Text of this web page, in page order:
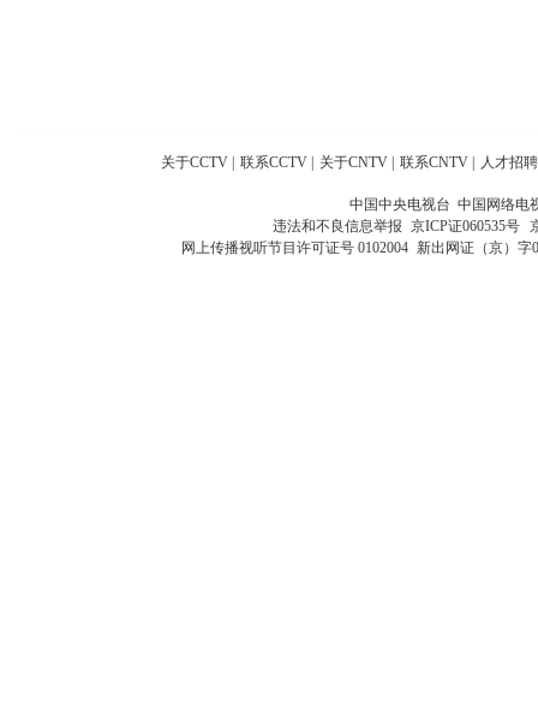
关于CCTV | 联系CCTV | 关于CNTV | 联系CNTV | 人才招聘
中国中央电视台 中国网络电
违法和不良信息举报 京ICP证060535号
网上传播视听节目许可证号 0102004 新出网证（京）